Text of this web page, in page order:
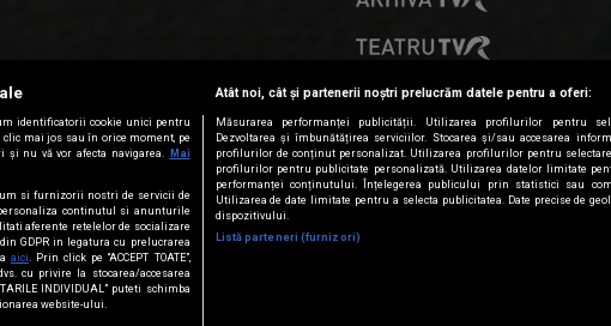
PRESELECȚII
identificatorii cookie unici pentru
clic mai jos sau în orice moment, pe
nu vă vor afecta navigarea.
Mai
si furnizorii nostri de servicii de
continutul si anunturile
aferente retelelor de socializare
GDPR in legatura cu prelucrarea
aici . Prin click pe “ACCEPT TOATE”,
cu privire la stocarea/accesarea
INDIVIDUAL” puteti schimba
website-ului.
Atât noi, cât și partenerii noștri prelucrăm datele pentru a oferi:
Măsurarea performanței publicității. Utilizarea profilurilor pentru
Dezvoltarea și îmbunătățirea serviciilor. Stocarea și/sau accesarea
profilurilor de conținut personalizat. Utilizarea profilurilor pentru
profilurilor pentru publicitate personalizată. Utilizarea datelor limitate
performanței conținutului. Înțelegerea publicului prin statistici sau
Utilizarea de date limitate pentru a selecta publicitatea. Date precise de
dispozitivului.
Listă parteneri (furnizori)